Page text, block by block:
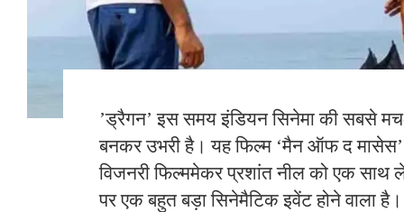
​’ड्रैगन’ इस समय इंडियन सिनेमा की सबसे
बनकर उभरी है। यह फिल्म ‘मैन ऑफ द
विजनरी फिल्ममेकर प्रशांत नील को एक साथ
पर एक बहुत बड़ा सिनेमैटिक इवेंट होने वाला